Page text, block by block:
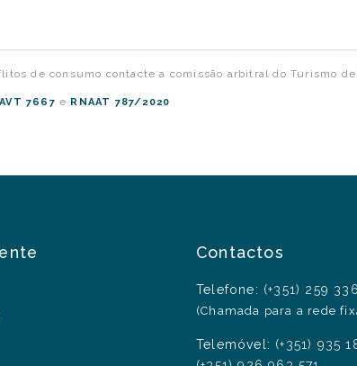
de consumo contacte a comissão arbitral do Turismo
7667 e RNAAT 787/2020
Contactos
Telefone: (+351) 259
(Chamada para a rede
Telemóvel: (+351) 935